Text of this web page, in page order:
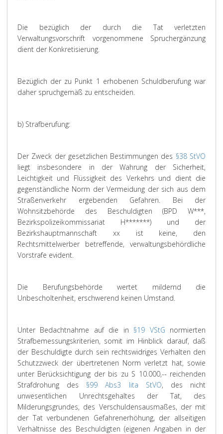
Die bezüglich der durch die Tat verletzten
Verwaltungsvorschrift vorgenommene Spruchergänzung
dient der Konkretisierung.
Bezüglich der zu Punkt 1 erhobenen Schuldberufung war
daher spruchgemäß zu entscheiden.
b) Strafberufung:
Der Zweck der gesetzlichen Bestimmungen des §38 StVO
liegt insbesondere in der Wahrung der Sicherheit,
Leichtigkeit und Flüssigkeit des Verkehrs und dient die
gegenständliche Norm der Vermeidung der sich aus dem
Straßenverkehr ergebenden Gefahren. Bei der
Wohnsitzbehörde des Beschuldigten (BPD W***,
Bezirkspolizeikommissariat H*******) und der
Bezirkshauptmannschaft xx ist keine, den
Rechtsmittelwerber betreffende, verwaltungsbehördliche
Vorstrafe evident.
Die Berufungsbehörde wertet mildernd die
Unbescholtenheit, erschwerend keinen Umstand.
Unter Bedachtnahme auf die in §19 VStG normierten
Strafbemessungskriterien, somit im Hinblick darauf, daß
der Beschuldigte durch sein rechtswidriges Verhalten den
Schutzzweck der übertretenen Norm verletzt hat, sowie
unter Berücksichtigung der bis zu S 10.000,-- reichenden
Strafdrohung des §99 Abs3 lita StVO, des nicht
unwesentlichen Unrechtsgehaltes der Tat, des
Milderungsgrundes, des Verschuldensausmaßes, der mit
der Tat verbundenen Gefahrenerhöhung, der allseitigen
Verhältnisse des Beschuldigten (eigenen Angaben in der